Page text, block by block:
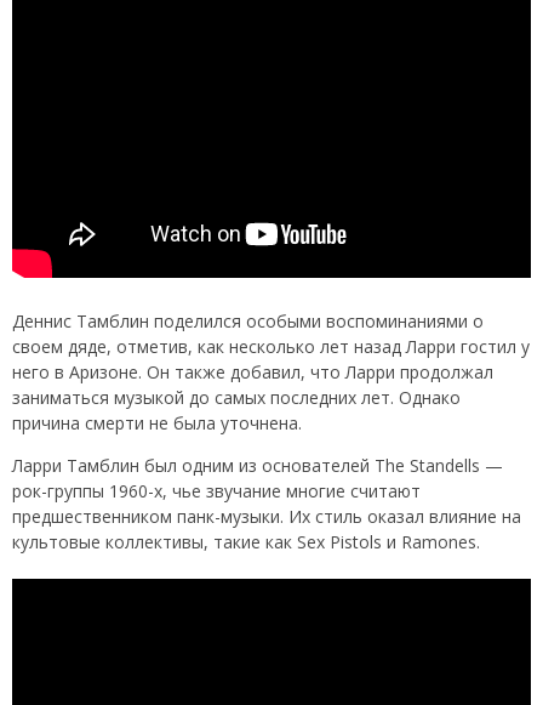
Деннис Тамблин поделился особыми воспоминаниями о
своем дяде, отметив, как несколько лет назад Ларри гостил у
него в Аризоне. Он также добавил, что Ларри продолжал
заниматься музыкой до самых последних лет. Однако
причина смерти не была уточнена.
Ларри Тамблин был одним из основателей The Standells —
рок-группы 1960-х, чье звучание многие считают
предшественником панк-музыки. Их стиль оказал влияние на
культовые коллективы, такие как Sex Pistols и Ramones.